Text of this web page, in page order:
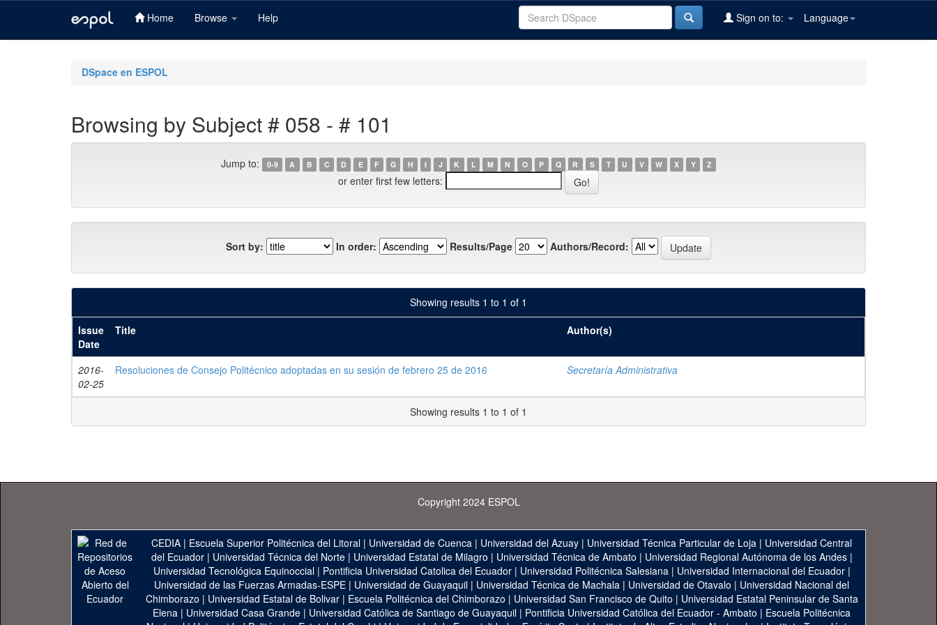
Home Browse Help Language
Sign on to:
DSpace en ESPOL
Browsing by Subject # 058 - # 101
Jump to: 0-9 A B C D E F G H I J K L M N O P Q R S T U V W X Y Z
or enter first few letters:
Sort by: In order: Results/Page Authors/Record:
Showing results 1 to 1 of 1
Issue
Date
Title Author(s)
2016-
02-25
Resoluciones de Consejo Politécnico adoptadas en su sesión de febrero 25 de 2016 Secretaría Administrativa
Showing results 1 to 1 of 1
Copyright 2024 ESPOL
CEDIA | Escuela Superior Politécnica del Litoral | Universidad de Cuenca | Universidad del Azuay | Universidad Técnica Particular de Loja | Universidad Central
del Ecuador| Universidad Técnica del Norte| Universidad Estatal de Milagro | Universidad Técnica de Ambato | Universidad Regional Autónoma de los Andes|
Universidad Tecnológica Equinoccial| Pontificia Universidad Catolica del Ecuador| Universidad Politécnica Salesiana| Universidad Internacional del Ecuador|
Universidad de las Fuerzas Armadas-ESPE | Universidad de Guayaquil | Universidad Técnica de Machala | Universidad de Otavalo | Universidad Nacional del
Chimborazo | Universidad Estatal de Bolivar| Escuela Politécnica del Chimborazo | Universidad San Francisco de Quito | Universidad Estatal Peninsular de Santa
Elena | Universidad Casa Grande | Universidad Católica de Santiago de Guayaquil | Pontificia Universidad Católica del Ecuador - Ambato | Escuela Politécnica